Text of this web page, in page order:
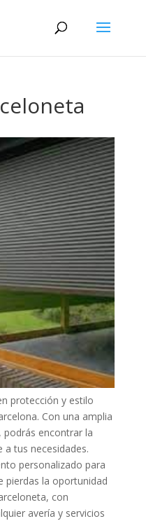
protección y estilo
Con una amplia
podrás encontrar la
tus necesidades.
personalizado para
pierdas la oportunidad
con
avería y servicios